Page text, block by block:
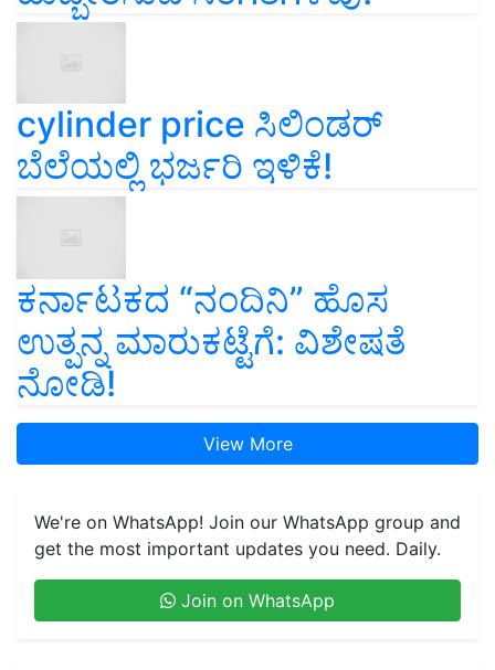
cylinder price ಸಿಲಿಂಡರ್‌
ಬೆಲೆಯಲ್ಲಿ ಭರ್ಜರಿ ಇಳಿಕೆ!
ಕರ್ನಾಟಕದ “ನಂದಿನಿ” ಹೊಸ
ಉತ್ಪನ್ನ ಮಾರುಕಟ್ಟೆಗೆ: ವಿಶೇಷತೆ
ನೋಡಿ!
View More
We're on WhatsApp! Join our WhatsApp group and
get the most important updates you need. Daily.
Join on WhatsApp